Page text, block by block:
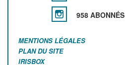
958 ABONNÉS
MENTIONS LÉGALES
PLAN DU SITE
IRISBOX